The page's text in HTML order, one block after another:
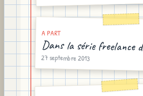
A PART
Dans la série freelance
27 septembre 2013